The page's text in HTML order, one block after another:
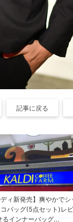
記事に戻る